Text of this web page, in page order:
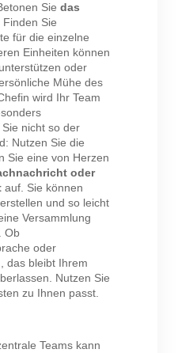
Sie das
Finden Sie
für die einzelne
Einheiten können
oder
Mühe des
wird Ihr Team
nicht so der
Nutzen Sie die
Sie eine von Herzen
oder
auf. Sie können
und so leicht
Versammlung
Ob
oder
das bleibt Ihrem
Nutzen Sie
zu Ihnen passt.
Teams kann